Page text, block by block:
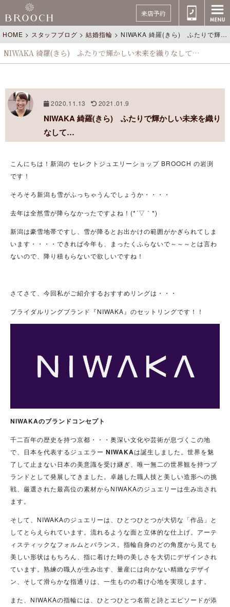
来店予約
HOME > スタッフブログ >結婚指輪 > NIWAKA 綺羅(きら) ふたりで輝かしい未来を織りなして…
NIWAKA 綺羅(きら) ふたりで輝かしい未来を織りなして…
2020.11.13 2021.01.9
NIWAKA 綺羅(きら) ふたりで輝かしい未来を織り
なして…
こんにちは！新潟の セレクトジュエリーショップ BROOCH の岩渕
です！
そろそろ新潟も雪がふっちゃうんでしょうか・・・・
去年は全然雪が降らなかったですよね！(*´▽｀*)
新潟は豪雪地帯ですし、雪が降るとお出かけの範囲がかぎられてしま
います・・・・できれば今年も、まったくふらないで～～～とは言わ
ないので、降り積もらないで欲しいですね！
さてさて、今回私がご紹介するおすすめリングは・・・
ブライダルリングブランド『NIWAKA』のセットリングです！！
NIWAKAのブランドコンセプト
千二百年の歴史を持つ京都・・・奥深い文化や芸術が息づくこの地
で、日本を代表するジュエラー NIWAKAは誕生しました。世界を魅
了して止まない日本の美意識を受け継ぎ、唯一無二の世界観を持つブ
ランドとして発展してきました。卓越した職人技と美しい造形への挑
戦、厳選された最高位の素材からNIWAKAのジュエリーは生み出され
ます。
そして、NIWAKAのジュエリーは、ひとつひとつが大切な「作品」と
してとらえられています。流れるような面と立体的な仕上げ。アーテ
ィスティックなフォルムとバランス。指輪自身のどの角度から見ても
美しい形状はもちろん、指に着けた時の美しさを大切にデザインされ
ています。熟練の職人が生み出す、量産には向かない精緻なデザイ
ン、そして滑らかな指通りは、一生ものの着け心地を実現します。
また、NIWAKAの指輪には、ひとつひとつ名前と詩とエピソードが添